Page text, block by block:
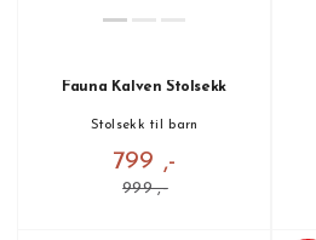
Fauna Kalven Stolsekk
Stolsekk til barn
799 ,-
999 ,-